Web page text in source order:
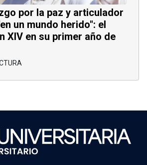
por la paz y articulador
un mundo herido": el
XIV en su primer año de